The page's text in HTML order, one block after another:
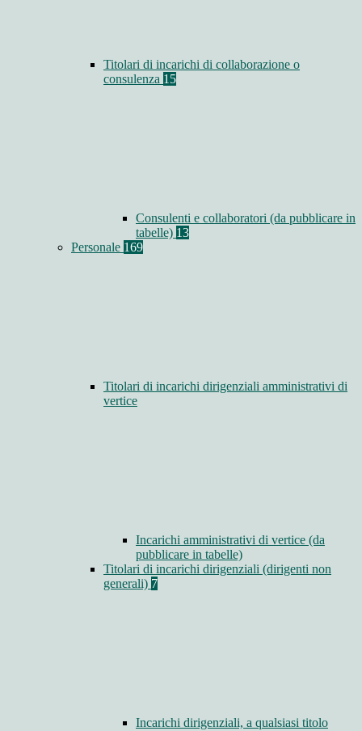
Titolari di incarichi di collaborazione o
consulenza 15
Consulenti e collaboratori (da pubblicare in
tabelle) 13
Personale 169
Titolari di incarichi dirigenziali amministrativi di
vertice
Incarichi amministrativi di vertice (da
pubblicare in tabelle)
Titolari di incarichi dirigenziali (dirigenti non
generali) 7
Incarichi dirigenziali, a qualsiasi titolo